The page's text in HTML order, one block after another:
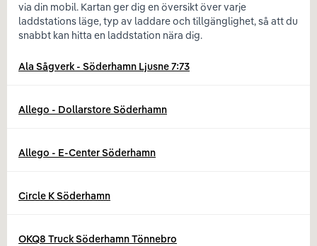
via din mobil. Kartan ger dig en översikt över varje
laddstations läge, typ av laddare och tillgänglighet, så att du
snabbt kan hitta en laddstation nära dig.
Ala Sågverk - Söderhamn Ljusne 7:73
Allego - Dollarstore Söderhamn
Allego - E-Center Söderhamn
Circle K Söderhamn
OKQ8 Truck Söderhamn Tönnebro